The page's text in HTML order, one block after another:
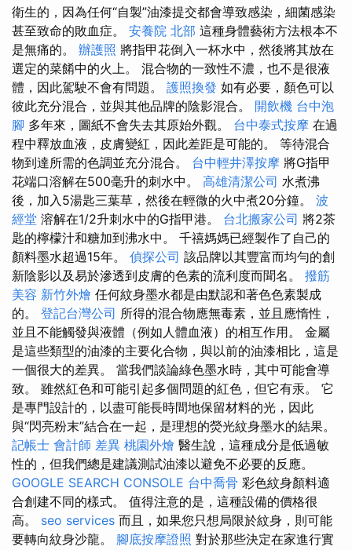
衛生的，因為任何“自製”油漆提交都會導致感染，細菌感染
甚至致命的敗血症。 安養院 北部 這種身體藝術方法根本不
是無痛的。 辦護照 將指甲花倒入一杯水中，然後將其放在
選定的菜餚中的火上。 混合物的一致性不濃，也不是很液
體，因此駕駛不會有問題。 護照換發 如有必要，顏色可以
彼此充分混合，並與其他品牌的陰影混合。 開飲機 台中泡
腳 多年來，圖紙不會失去其原始外觀。 台中泰式按摩 在過
程中釋放血液，皮膚變紅，因此差距是可能的。 等待混合
物到達所需的色調並充分混合。 台中輕井澤按摩 將G指甲
花端口溶解在500毫升的刺水中。 高雄清潔公司 水煮沸
後，加入5湯匙三葉草，然後在輕微的火中煮20分鐘。 波
經堂 溶解在1/2升刺水中的G指甲港。 台北搬家公司 將2茶
匙的檸檬汁和糖加到沸水中。 千禧媽媽已經製作了自己的
顏料墨水超過15年。 偵探公司 該品牌以其豐富而均勻的創
新陰影以及易於滲透到皮膚的色素的流利度而聞名。 撥筋
美容 新竹外燴 任何紋身墨水都是由默認和著色色素製成
的。 登記台灣公司 所得的混合物應無毒素，並且應惰性，
並且不能觸發與液體（例如人體血液）的相互作用。 金屬
是這些類型的油漆的主要化合物，與以前的油漆相比，這是
一個很大的差異。 當我們談論綠色墨水時，其中可能會導
致。 雖然紅色和可能引起多個問題的紅色，但它有汞。 它
是專門設計的，以盡可能長時間地保留材料的光，因此
與“閃亮粉末”結合在一起，是理想的熒光紋身墨水的結果。
記帳士 會計師 差異 桃園外燴 醫生說，這種成分是低過敏
性的，但我們總是建議測試油漆以避免不必要的反應。
GOOGLE SEARCH CONSOLE 台中喬骨 彩色紋身顏料適
合創建不同的樣式。 值得注意的是，這種設備的價格很
高。 seo services 而且，如果您只想局限於紋身，則可能
要轉向紋身沙龍。 腳底按摩證照 對於那些決定在家進行實